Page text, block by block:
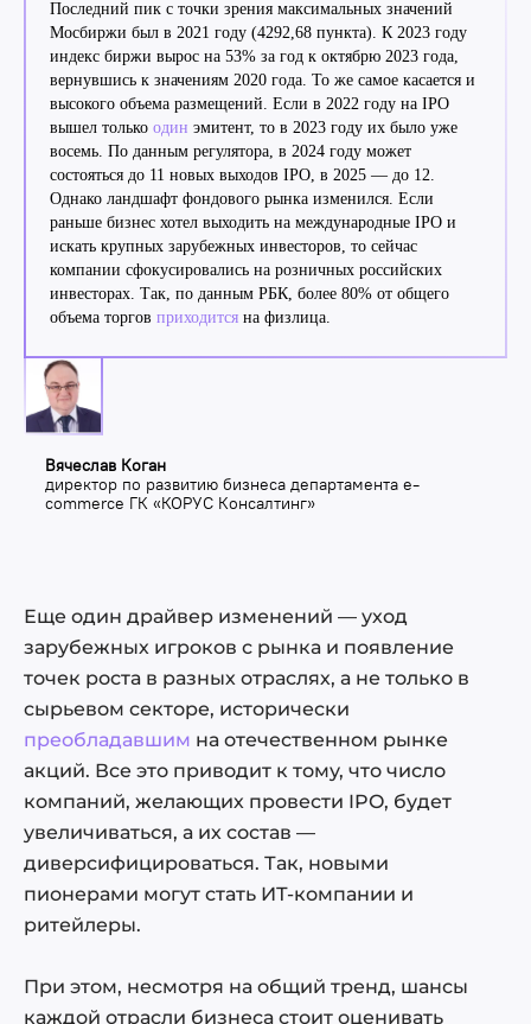
Последний пик с точки зрения максимальных значений
Мосбиржи был в 2021 году (4292,68 пункта). К 2023 году
индекс биржи вырос на 53% за год к октябрю 2023 года,
вернувшись к значениям 2020 года. То же самое касается и
высокого объема размещений. Если в 2022 году на IPO
вышел только один эмитент, то в 2023 году их было уже
восемь. По данным регулятора, в 2024 году может
состояться до 11 новых выходов IPO, в 2025 — до 12.
Однако ландшафт фондового рынка изменился. Если
раньше бизнес хотел выходить на международные IPO и
искать крупных зарубежных инвесторов, то сейчас
компании сфокусировались на розничных российских
инвесторах. Так, по данным РБК, более 80% от общего
объема торгов приходится на физлица.
Вячеслав Коган
директор по развитию бизнеса департамента e-
commerce ГК «КОРУС Консалтинг»
Еще один драйвер изменений — уход
зарубежных игроков с рынка и появление
точек роста в разных отраслях, а не только в
сырьевом секторе, исторически
преобладавшим на отечественном рынке
акций. Все это приводит к тому, что число
компаний, желающих провести IPO, будет
увеличиваться, а их состав —
диверсифицироваться. Так, новыми
пионерами могут стать ИТ-компании и
ритейлеры.
При этом, несмотря на общий тренд, шансы
каждой отрасли бизнеса стоит оценивать